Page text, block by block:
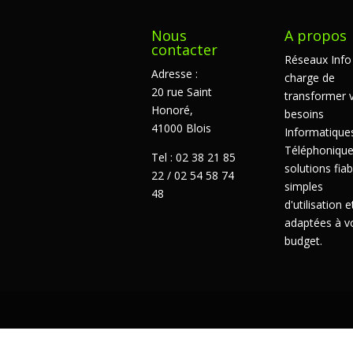
Nous
contacter
Adresse :
20 rue Saint
Honoré,
41000 Blois
Tel : 02 38 21 85
22 / 02 54 58 74
48
A propos
Réseaux
charge de
transformer
besoins
solutions
simples
d'utilisation
adaptées à
budget.